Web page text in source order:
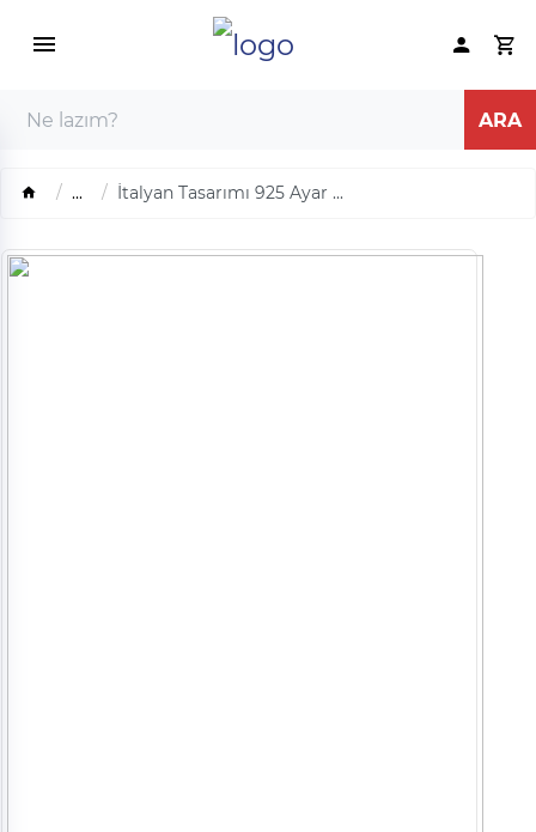
... İtalyan Tasarımı 925 Ayar ...